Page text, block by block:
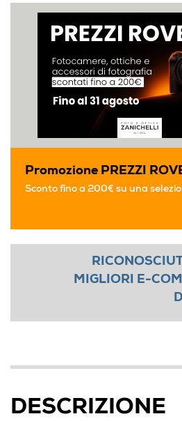
Promozione PREZZI
Sconto fino a 200€ su una
MIGLIORI E-
DESCRIZIONE